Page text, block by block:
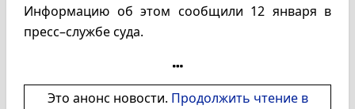
Информацию об этом сообщили 12 января в
пресс–службе суда.
Это анонс новости. Продолжить чтение в